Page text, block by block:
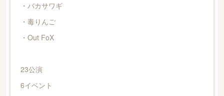
・バカサワギ
・毒りんご
・Out FoX
23公演
6イベント